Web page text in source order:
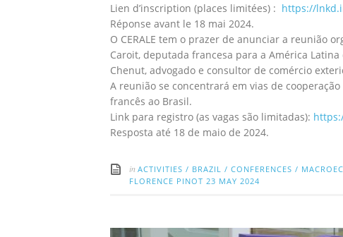
Lien d’inscription (places limitées) : https://
Réponse avant le 18 mai 2024.
O CERALE tem o prazer de anunciar a reunião
Caroit, deputada francesa para a América
Chenut, advogado e consultor de comércio
A reunião se concentrará em vias de
francês ao Brasil.
Link para registro (as vagas são limitadas):
Resposta até 18 de maio de 2024.
in ACTIVITIES / BRAZIL / CONFERENCES /
FLORENCE PINOT 23 MAY 2024